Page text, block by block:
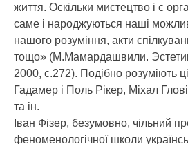
життя. Оскільки мистецтво і є
саме і народжуються наші
нашого розуміння, акти
тощо» (М.Мамардашвили.
2000, с.272). Подібно розуміють
Гадамер і Поль Рікер, Міхал
та ін.
Іван Фізер, безумовно, чільний
феноменологічної школи